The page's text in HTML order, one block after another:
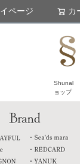
Shunal
ョップ
ページ カ